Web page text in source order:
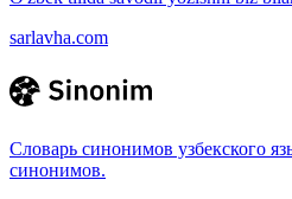
sarlavha.com
Словарь синонимов узбекского
синонимов.